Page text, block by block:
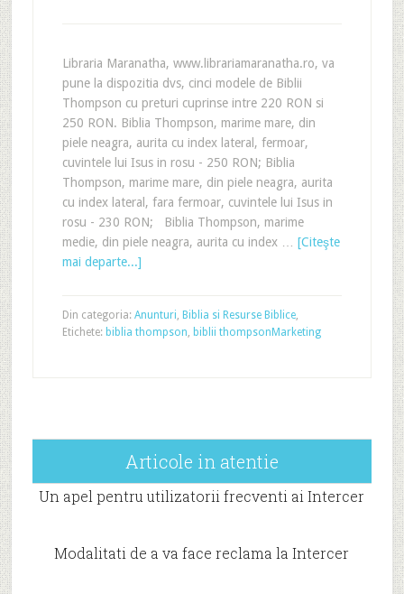
Libraria Maranatha, www.librariamaranatha.ro, va
pune la dispozitia dvs, cinci modele de Biblii
Thompson cu preturi cuprinse intre 220 RON si
250 RON. Biblia Thompson, marime mare, din
piele neagra, aurita cu index lateral, fermoar,
cuvintele lui Isus in rosu - 250 RON; Biblia
Thompson, marime mare, din piele neagra, aurita
cu index lateral, fara fermoar, cuvintele lui Isus in
rosu - 230 RON; Biblia Thompson, marime
medie, din piele neagra, aurita cu index … [Citeşte
mai departe...]
Din categoria: Anunturi, Biblia si Resurse Biblice,
Marketing
Etichete: biblia thompson, biblii thompson
Articole in atentie
Un apel pentru utilizatorii frecventi ai Intercer
Modalitati de a va face reclama la Intercer